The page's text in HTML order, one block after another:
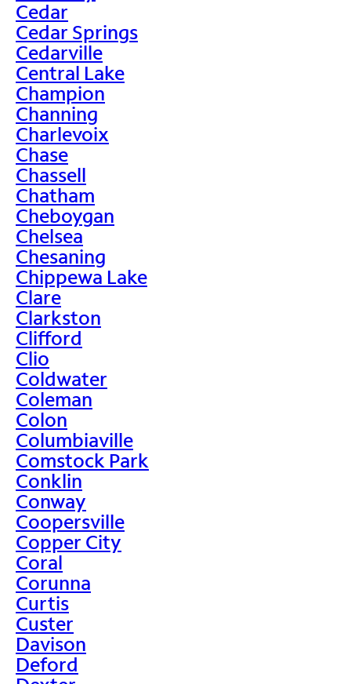
Cedar
Cedar Springs
Cedarville
Central Lake
Champion
Channing
Charlevoix
Chase
Chassell
Chatham
Cheboygan
Chelsea
Chesaning
Chippewa Lake
Clare
Clarkston
Clifford
Clio
Coldwater
Coleman
Colon
Columbiaville
Comstock Park
Conklin
Conway
Coopersville
Copper City
Coral
Corunna
Curtis
Custer
Davison
Deford